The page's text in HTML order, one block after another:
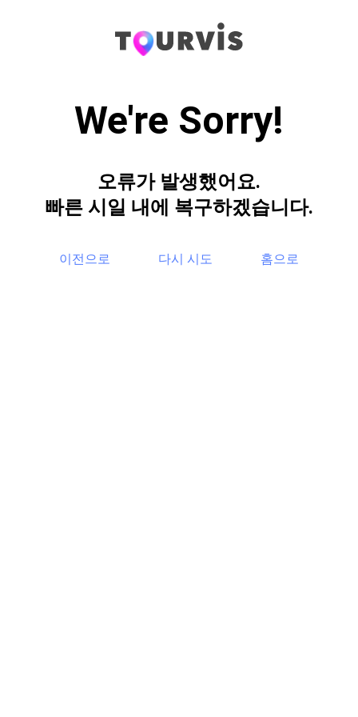
We're Sorry!
오류가 발생했어요.
빠른 시일 내에 복구하겠습니다.
이전으로 다시 시도 홈으로